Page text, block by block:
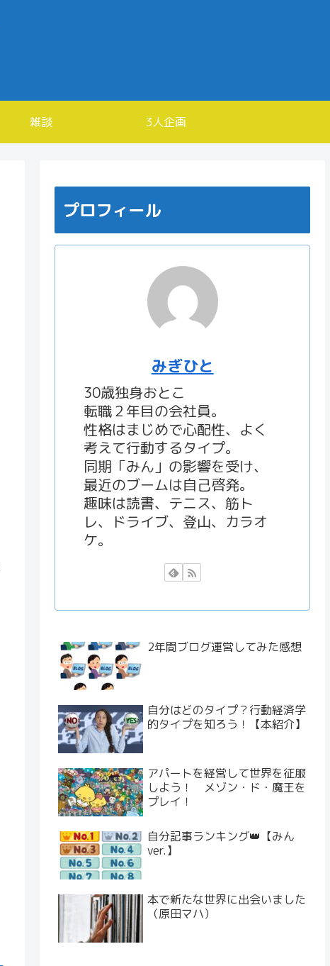
雑談 3人企画
プロフィール
みぎひと
30歳独身おとこ
転職２年目の会社員。
性格はまじめで心配性、よく
考えて行動するタイプ。
同期「みん」の影響を受け、
最近のブームは自己啓発。
趣味は読書、テニス、筋ト
レ、ドライブ、登山、カラオ
ケ。
2年間ブログ運営してみた感想
自分はどのタイプ？行動経済学
的タイプを知ろう！【本紹介】
アパートを経営して世界を征服
しよう！ メゾン・ド・魔王を
プレイ！
自分記事ランキング👑【みん
ver.】
本で新たな世界に出会いました
（原田マハ）